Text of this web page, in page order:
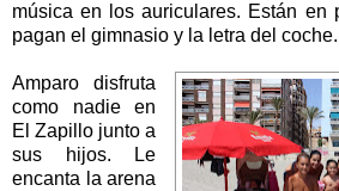
música en los auriculares. Están en
pagan el gimnasio y la letra del coche.
Amparo disfruta
como nadie en
El Zapillo junto a
sus hijos. Le
encanta la arena